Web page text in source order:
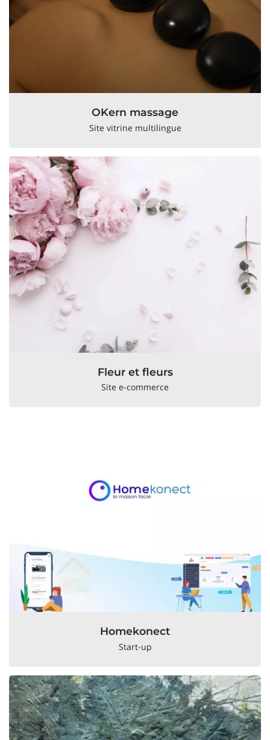
OKern massage
Site vitrine multilingue
Fleur et fleurs
Site e-commerce
Homekonect
Start-up